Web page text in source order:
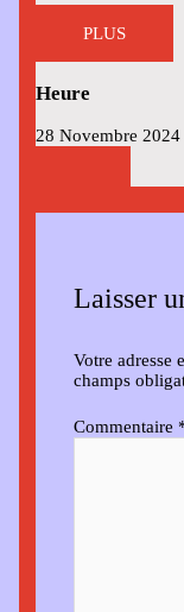
PLUS
Heure
28 Novembre 2024
Laisser
Votre adresse
champs
Commentaire